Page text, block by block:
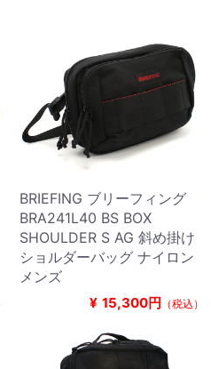
BRIEFING ブリーフィング
BRA241L40 BS BOX
SHOULDER S AG 斜め掛け
ショルダーバッグ ナイロン
メンズ
¥ 15,300円 （税込）